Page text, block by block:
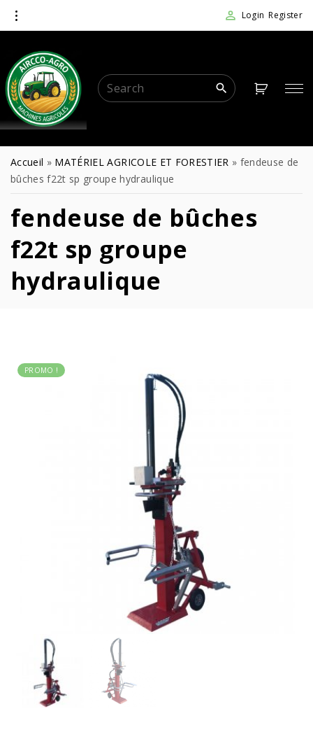
Login Register
Accueil » MATÉRIEL AGRICOLE ET FORESTIER » fendeuse de
bûches f22t sp groupe hydraulique
fendeuse de bûches
f22t sp groupe
hydraulique
PROMO !